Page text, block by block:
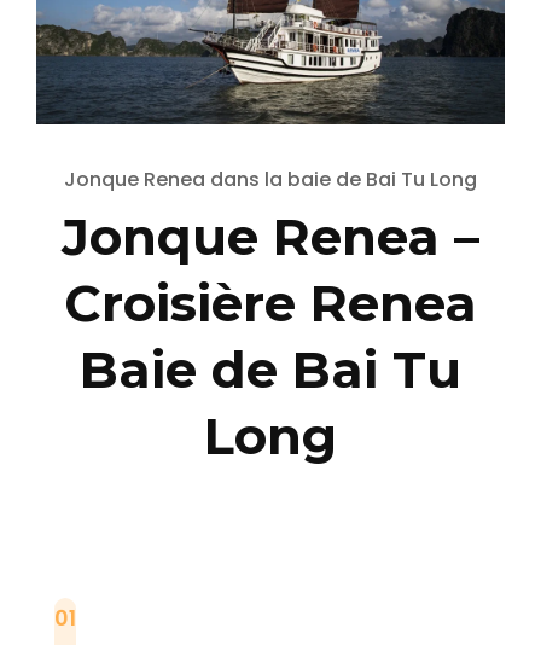
Jonque Renea dans la baie de Bai Tu Long
Jonque Renea –
Croisière Renea
Baie de Bai Tu
Long
01